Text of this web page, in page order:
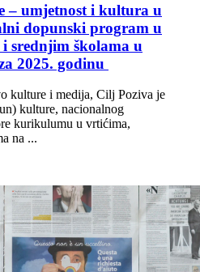
– umjetnost i kultura u
dopunski program u
srednjim školama u
2025. godinu
kulture i medija, Cilj Poziva je
kulture, nacionalnog
kurikulumu u vrtićima,
na ...